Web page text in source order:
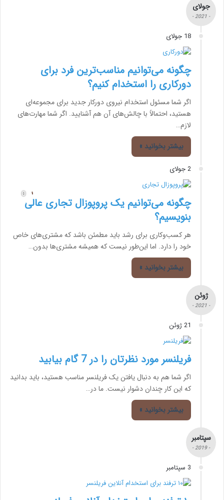
جولای
- 2021 -
18 جولای
چگونه می‌توانیم مناسب‌ترین فرد برای
دورکاری را استخدام کنیم؟
اگر شما مسئول استخدام نیروی دورکار جدید برای مجموعه‌ای
هستید، احتمالاً با چالش‌های آن هم آشنایید. اگر شما مهارت‌های
لازم…
بیشتر بخوانید »
2 جولای
چگونه می‌توانیم یک پروپوزال تجاری عالی
بنویسیم؟
هر کسب‌وکاری برای رشد باید مطمئن باشد که مشتری‌های خاص
خود را دارد. اما این‌طور نیست که همیشه مشتری‌ها بدون…
بیشتر بخوانید »
ژوئن
- 2021 -
21 ژوئن
فریلنسر مورد نظرتان را در 7 گام بیابید
اگر شما هم به دنبال یافتن یک فریلنسر مناسب هستید، باید بدانید
که این کار چندان دشوار نیست. ما در…
بیشتر بخوانید »
سپتامبر
- 2019 -
3 سپتامبر